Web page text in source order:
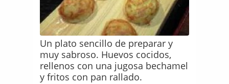
Un plato sencillo de preparar y
muy sabroso. Huevos cocidos,
rellenos con una jugosa bechamel
y fritos con pan rallado.